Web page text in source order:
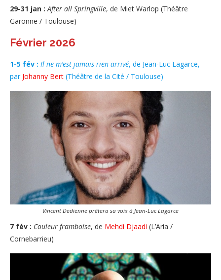
29-31 jan : After all Springville, de Miet Warlop (Théâtre
Garonne / Toulouse)
Février 2026
1-5 fév : Il ne m’est jamais rien arrivé, de Jean-Luc Lagarce,
par Johanny Bert (Théâtre de la Cité / Toulouse)
Vincent Dedienne prêtera sa voix à Jean-Luc Lagarce
7 fév : Couleur framboise, de Mehdi Djaadi (L’Aria /
Cornebarrieu)